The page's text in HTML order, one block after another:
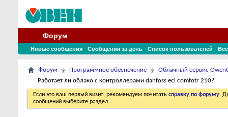
Форум
Новые сообщения Сообщения за день Список пользователей
Форум Программное обеспечение
Облачный сервис
Работает ли облако с контроллерами danfoss ecl comfotr 210?
Если это ваш первый визит, рекомендуем почитать справку по форуму.
сообщений выберите раздел.